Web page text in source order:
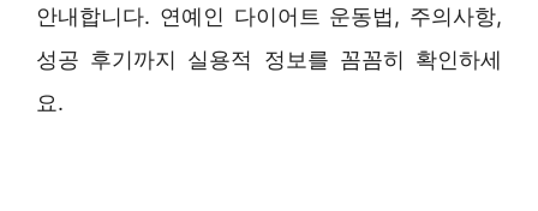
안내합니다. 연예인 다이어트 운동법, 주의사항,
성공 후기까지 실용적 정보를 꼼꼼히 확인하세
요.